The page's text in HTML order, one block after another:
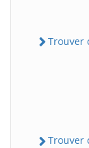
Trouver
Trouver